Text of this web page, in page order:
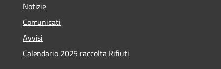
Notizie
Comunicati
Avvisi
Calendario 2025 raccolta Rifiuti